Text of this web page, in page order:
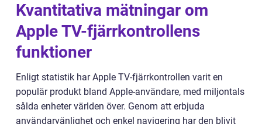
Kvantitativa mätningar om
Apple TV-fjärrkontrollens
funktioner
Enligt statistik har Apple TV-fjärrkontrollen varit en
populär produkt bland Apple-användare, med miljontals
sålda enheter världen över. Genom att erbjuda
användarvänlighet och enkel navigering har den blivit